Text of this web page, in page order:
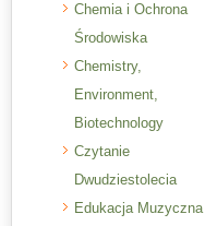
Chemia i Ochrona
Środowiska
Chemistry,
Environment,
Biotechnology
Czytanie
Dwudziestolecia
Edukacja Muzyczna